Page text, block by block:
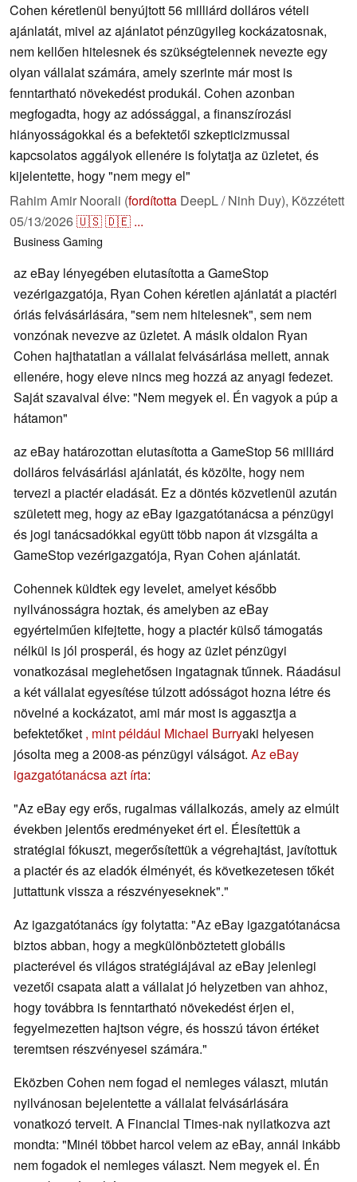
Cohen kéretlenül benyújtott 56 milliárd dolláros vételi
ajánlatát, mivel az ajánlatot pénzügyileg kockázatosnak,
nem kellően hitelesnek és szükségtelennek nevezte egy
olyan vállalat számára, amely szerinte már most is
fenntartható növekedést produkál. Cohen azonban
megfogadta, hogy az adóssággal, a finanszírozási
hiányosságokkal és a befektetői szkepticizmussal
kapcsolatos aggályok ellenére is folytatja az üzletet, és
kijelentette, hogy "nem megy el"
Rahim Amir Noorali (fordította DeepL / Ninh Duy), Közzétett
05/13/2026🇺🇸🇩🇪 ...
BusinessGaming
az eBay lényegében elutasította a GameStop
vezérigazgatója, Ryan Cohen kéretlen ajánlatát a piactéri
óriás felvásárlására, "sem nem hitelesnek", sem nem
vonzónak nevezve az üzletet. A másik oldalon Ryan
Cohen hajthatatlan a vállalat felvásárlása mellett, annak
ellenére, hogy eleve nincs meg hozzá az anyagi fedezet.
Saját szavaival élve: "Nem megyek el. Én vagyok a púp a
hátamon"
az eBay határozottan elutasította a GameStop 56 milliárd
dolláros felvásárlási ajánlatát, és közölte, hogy nem
tervezi a piactér eladását. Ez a döntés közvetlenül azután
született meg, hogy az eBay igazgatótanácsa a pénzügyi
és jogi tanácsadókkal együtt több napon át vizsgálta a
GameStop vezérigazgatója, Ryan Cohen ajánlatát.
Cohennek küldtek egy levelet, amelyet később
nyilvánosságra hoztak, és amelyben az eBay
egyértelműen kifejtette, hogy a piactér külső támogatás
nélkül is jól prosperál, és hogy az üzlet pénzügyi
vonatkozásai meglehetősen ingatagnak tűnnek. Ráadásul
a két vállalat egyesítése túlzott adósságot hozna létre és
növelné a kockázatot, ami már most is aggasztja a
befektetőket , mint például Michael Burryaki helyesen
jósolta meg a 2008-as pénzügyi válságot. Az eBay
igazgatótanácsa azt írta:
"Az eBay egy erős, rugalmas vállalkozás, amely az elmúlt
években jelentős eredményeket ért el. Élesítettük a
stratégiai fókuszt, megerősítettük a végrehajtást, javítottuk
a piactér és az eladók élményét, és következetesen tőkét
juttattunk vissza a részvényeseknek"."
Az igazgatótanács így folytatta: "Az eBay igazgatótanácsa
biztos abban, hogy a megkülönböztetett globális
piacterével és világos stratégiájával az eBay jelenlegi
vezetői csapata alatt a vállalat jó helyzetben van ahhoz,
hogy továbbra is fenntartható növekedést érjen el,
fegyelmezetten hajtson végre, és hosszú távon értéket
teremtsen részvényesei számára."
Eközben Cohen nem fogad el nemleges választ, miután
nyilvánosan bejelentette a vállalat felvásárlására
vonatkozó terveit. A Financial Times-nak nyilatkozva azt
mondta: "Minél többet harcol velem az eBay, annál inkább
nem fogadok el nemleges választ. Nem megyek el. Én